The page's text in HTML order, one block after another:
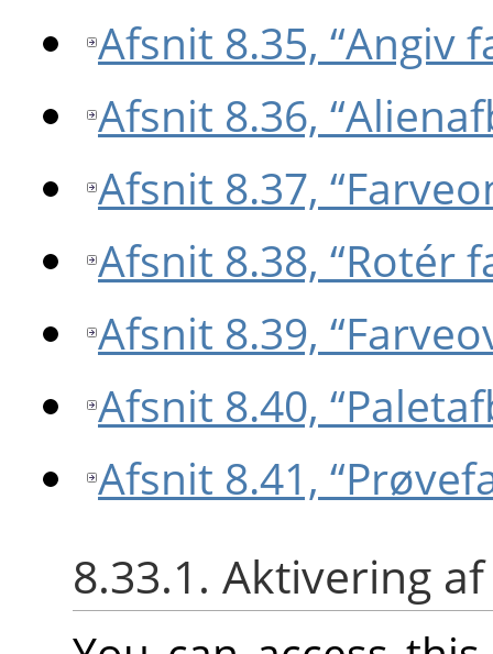
Afsnit 8.35, “Angiv
Afsnit 8.36,
Afsnit 8.37,
Afsnit 8.38, “Rotér
Afsnit 8.39,
Afsnit 8.40,
Afsnit 8.41,
8.33.1. Aktivering